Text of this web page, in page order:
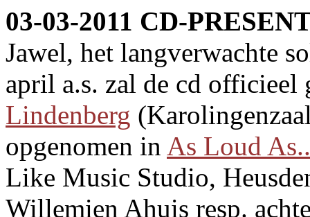
03-03-2011 CD-
Jawel, het langverwachte
april a.s. zal de cd officieel
Lindenberg
opgenomen in As Loud
Like Music Studio,
Willemien Ahuis resp.